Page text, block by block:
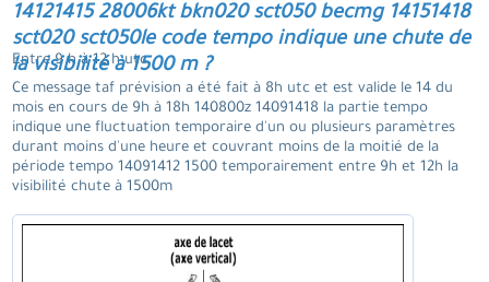
14121415 28006kt bkn020 sct050 becmg 14151418
sct020 sct050le code tempo indique une chute de
la visibilité à 1500 m ?
Entre 9 h à 12 h utc.
Ce message taf prévision a été fait à 8h utc et est valide le 14 du
mois en cours de 9h à 18h 140800z 14091418 la partie tempo
indique une fluctuation temporaire d'un ou plusieurs paramètres
durant moins d'une heure et couvrant moins de la moitié de la
période tempo 14091412 1500 temporairement entre 9h et 12h la
visibilité chute à 1500m